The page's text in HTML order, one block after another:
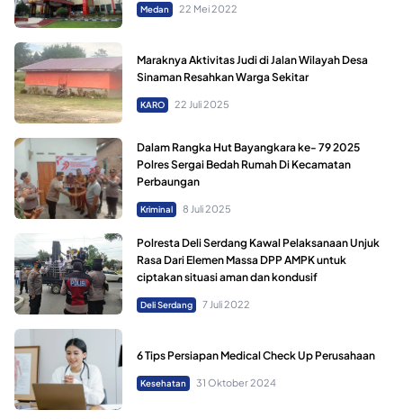
Medan 22 Mei 2022
Maraknya Aktivitas Judi di Jalan Wilayah Desa
Sinaman Resahkan Warga Sekitar
KARO 22 Juli 2025
Dalam Rangka Hut Bayangkara ke- 79 2025
Polres Sergai Bedah Rumah Di Kecamatan
Perbaungan
Kriminal 8 Juli 2025
Polresta Deli Serdang Kawal Pelaksanaan Unjuk
Rasa Dari Elemen Massa DPP AMPK untuk
ciptakan situasi aman dan kondusif
Deli Serdang 7 Juli 2022
6 Tips Persiapan Medical Check Up Perusahaan
Kesehatan 31 Oktober 2024